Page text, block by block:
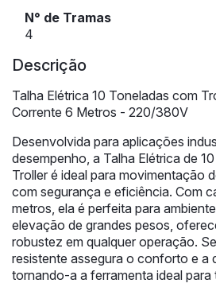
N° de Tramas
4
Descrição
Talha Elétrica 10 Toneladas com
Corrente 6 Metros - 220/380V
Desenvolvida para aplicações
desempenho, a Talha Elétrica de
Troller é ideal para movimentação
com segurança e eficiência. Com
metros, ela é perfeita para
elevação de grandes pesos,
robustez em qualquer operação.
resistente assegura o conforto e a
tornando-a a ferramenta ideal para